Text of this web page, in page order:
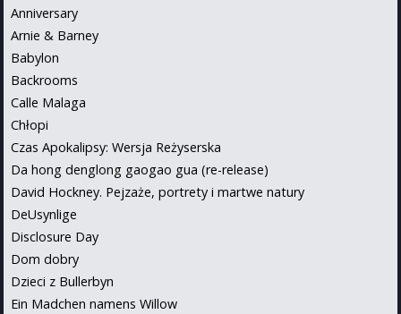
Anniversary
Arnie & Barney
Babylon
Backrooms
Calle Malaga
Chłopi
Czas Apokalipsy: Wersja Reżyserska
Da hong denglong gaogao gua (re-release)
David Hockney. Pejzaże, portrety i martwe natury
DeUsynlige
Disclosure Day
Dom dobry
Dzieci z Bullerbyn
Ein Madchen namens Willow